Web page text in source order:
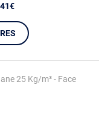
25 Kg/m³ - Face